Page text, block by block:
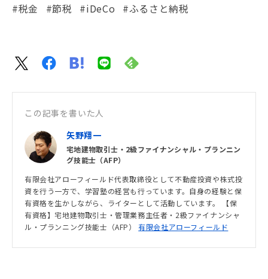
#税金 #節税 #iDeCo #ふるさと納税
この記事を書いた人
矢野翔一
宅地建物取引士・2級ファイナンシャル・プランニン
グ技能士（AFP）
有限会社アローフィールド代表取締役として不動産投資や株式投
資を行う一方で、学習塾の経営も行っています。自身の経験と保
有資格を生かしながら、ライターとして活動しています。 【保
有資格】宅地建物取引士・管理業務主任者・2級ファイナンシャ
ル・プランニング技能士（AFP）有限会社アローフィールド